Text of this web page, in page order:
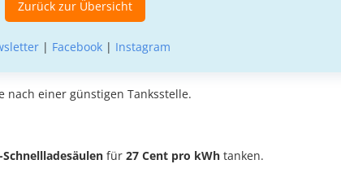
Zurück zur Übersicht
| Facebook| Instagram
einer günstigen Tanksstelle.
Schnellladesäulen für 27 Cent pro kWh tanken.